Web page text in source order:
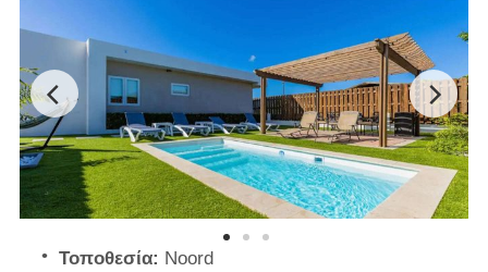
Τοποθεσία: Noord